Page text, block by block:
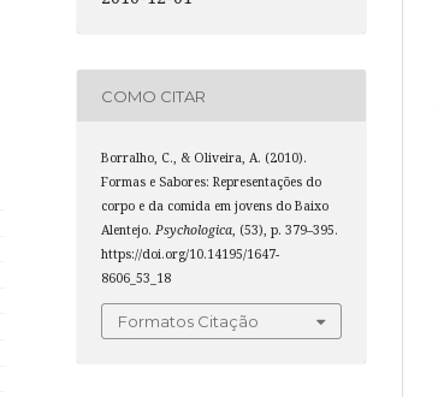
COMO CITAR
Borralho, C., & Oliveira, A. (2010).
Formas e Sabores: Representações do
corpo e da comida em jovens do Baixo
Alentejo.Psychologica, (53), p. 379–395.
https://doi.org/10.14195/1647-
8606_53_18
Formatos Citação